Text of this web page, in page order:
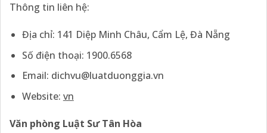
Thông tin liên hệ:
Địa chỉ: 141 Diệp Minh Châu, Cẩm Lệ, Đà Nẵng
Số điện thoại: 1900.6568
Email: dichvu@luatduonggia.vn
Website: vn
Văn phòng Luật Sư Tân Hòa